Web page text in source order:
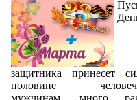
защитника принесет
половине
мужчинам, много